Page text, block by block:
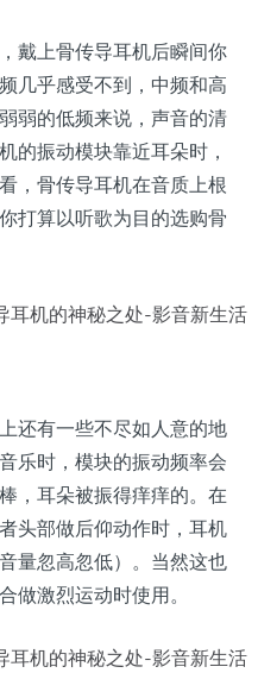
戴上骨传导耳机后瞬间你
几乎感受不到，中频和高
弱的低频来说，声音的清
的振动模块靠近耳朵时，
，骨传导耳机在音质上根
打算以听歌为目的选购骨
还有一些不尽如人意的地
乐时，模块的振动频率会
，耳朵被振得痒痒的。在
头部做后仰动作时，耳机
量忽高忽低）。当然这也
做激烈运动时使用。